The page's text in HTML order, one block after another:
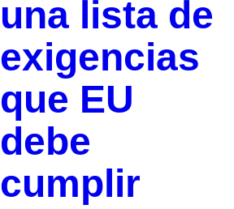
una lista de
exigencias
que EU
debe
cumplir